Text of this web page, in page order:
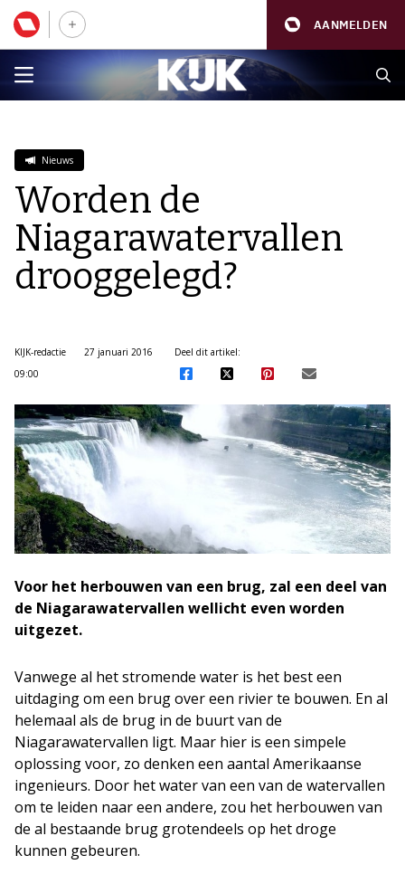
AANMELDEN
Nieuws
Worden de
Niagarawatervallen
drooggelegd?
KIJK-redactie
27 januari 2016
09:00
Deel dit artikel:
Voor het herbouwen van een brug, zal een deel van
de Niagarawatervallen wellicht even worden
uitgezet.
Vanwege al het stromende water is het best een
uitdaging om een brug over een rivier te bouwen. En al
helemaal als de brug in de buurt van de
Niagarawatervallen ligt. Maar hier is een simpele
oplossing voor, zo denken een aantal Amerikaanse
ingenieurs. Door het water van een van de watervallen
om te leiden naar een andere, zou het herbouwen van
de al bestaande brug grotendeels op het droge
kunnen gebeuren.